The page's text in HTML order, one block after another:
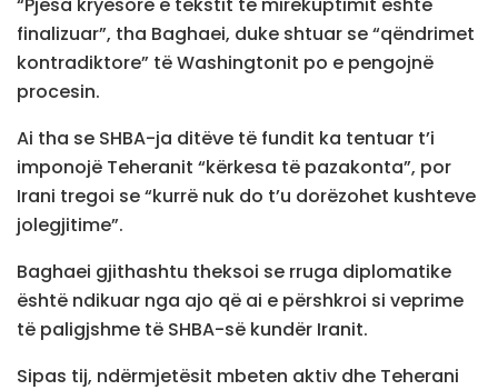
finalizuar”, tha Baghaei, duke shtuar se “qëndrimet
kontradiktore” të Washingtonit po e pengojnë
procesin.
Ai tha se SHBA-ja ditëve të fundit ka tentuar t’i
imponojë Teheranit “kërkesa të pazakonta”, por
Irani tregoi se “kurrë nuk do t’u dorëzohet kushteve
jolegjitime”.
Baghaei gjithashtu theksoi se rruga diplomatike
është ndikuar nga ajo që ai e përshkroi si veprime
të paligjshme të SHBA-së kundër Iranit.
Sipas tij, ndërmjetësit mbeten aktiv dhe Teherani